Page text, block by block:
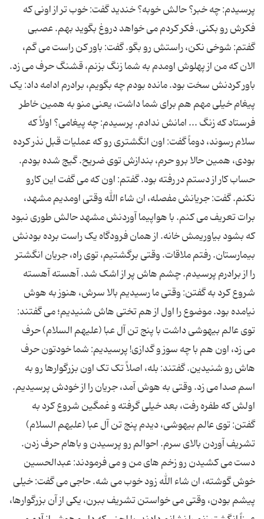
پرسیدم: چه خبر؟ حالش خوبه؟ خندید گفت: خوب تر از اونی که
فکرش رو بکنی. فکر کردم می خواهد دروغ بگوید بهم. عصبی
گفتم: شوخی نکن، راستش رو بگو. گفت: باور کن راست می گم،
الان که من از پهلوش اومدم به شما زنگ بزنم، قشنگ حرف می زد.
باور کردنش سخت بود. مانده بودم چه بگویم، برادرم ادامه داد: یک
پیغام خیلی مهم هم برای شما داشت، یعنی منو به همین خاطر
فرستاد که زنگ ... امانش ندادم. پرسیدم: چه پیغامی؟ اولاً که
سلام رسوند، دوماً گفت: اون انگشتری رو که عملیات قبل نذر کرده
بودی، همین حالا برو حرم، بندازش توی ضریح. گیج شده بودم.
حساب کار از دستم در رفته بود. گفتم: اون که می گفت این کارو
نکنم. گفت: جریانش مفصله، ان شاء الله وقتی اومدیم مشهد،
برات تعریف می کنم. با هواپیما آوردنش مشهد حالش طوری نبود
که بشود بیاوریمش خانه. از همان فرودگاه یک راست برده بودنش
بیمارستان. رفتم ملاقات. وقتی برگشتیم، توی راه، جریان انگشتر
را از برادرم پرسیدم. چشم هاش پر از اشک شد. آهسته آهسته
شروع کرد به گفتن: وقتی ما رسیدیم بالا سرش، هنوز به هوش
نیامده بود. موضوع را اول از هم تختی هاش شنیدیم؛ می گفتند:
توی عالم بیهوشی داشت با پنج تن آل عبا (علیهم السلام) حرف
می زد، اون هم با چه سوز و گدازی! پرسیدیم: شما خودتون حرف
هاش رو شنیدین. گفتند: بله، اصلاً تک تک اون بزرگوارها رو به
اسم صدا می زد. وقتی به هوش آمد، جریان را از خودش پرسیدیم.
اولش که طفره رفت، بعد خیلی گرفته و غمگین شروع کرد به
گفتن: توی عالم بیهوشی، دیدم پنج تن آل عبا (علیهم السلام)
تشریف آوردن بالای سرم. احوالم رو پرسیدن و باهام حرف زدن.
دست می کشیدن رو زخم های من و می فرمودند: عبدالحسین
خوش گوشته، ان شاء الله زود خوب می شه. حاجی می گفت: خیلی
پیشم بودن، وقتی می خواستن تشریف ببرن، یکی از آن بزرگوارها،